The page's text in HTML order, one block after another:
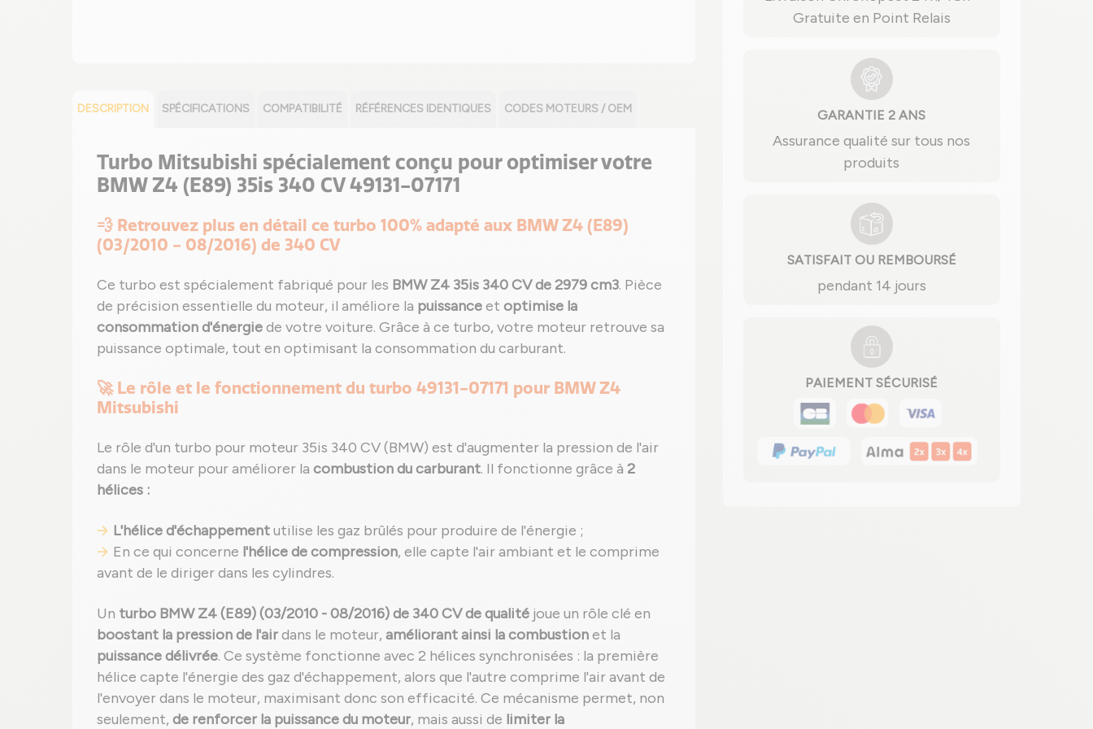
DESCRIPTION SPÉCIFICATIONS COMPATIBILITÉ RÉFÉRENCES IDENTIQUES CODES MOTEURS / OEM
Turbo Mitsubishi spécialement conçu pour optimiser votre
BMW Z4 (E89) 35is 340 CV 49131-07171
💨 Retrouvez plus en détail ce turbo 100% adapté aux BMW Z4 (E89)
(03/2010 - 08/2016) de 340 CV
Ce turbo est spécialement fabriqué pour les BMW Z4 35is 340 CV de 2979 cm3. Pièce
de précision essentielle du moteur, il améliore la puissanceet optimise la
consommation d'énergiede votre voiture. Grâce à ce turbo, votre moteur retrouve sa
puissance optimale, tout en optimisant la consommation du carburant.
🚀 Le rôle et le fonctionnement du turbo 49131-07171 pour BMW Z4
Mitsubishi
Le rôle d'un turbo pour moteur 35is 340 CV (BMW) est d'augmenter la pression de l'air
dans le moteur pour améliorer la combustion du carburant. Il fonctionne grâce à 2
hélices :
L'hélice d'échappementutilise les gaz brûlés pour produire de l'énergie ;
En ce qui concerne l'hélice de compression, elle capte l'air ambiant et le comprime
avant de le diriger dans les cylindres.
Un turbo BMW Z4 (E89) (03/2010 - 08/2016) de 340 CV de qualité joue un rôle clé en
boostant la pression de l'airdans le moteur, améliorant ainsi la combustionet la
puissance délivrée. Ce système fonctionne avec 2 hélices synchronisées : la première
hélice capte l'énergie des gaz d'échappement, alors que l'autre comprime l'air avant de
l'envoyer dans le moteur, maximisant donc son efficacité. Ce mécanisme permet, non
seulement, de renforcer la puissance du moteur, mais aussi de limiter la
Gratuite en Point Relais
GARANTIE 2 ANS
Assurance qualité sur tous nos
produits
SATISFAIT OU REMBOURSÉ
pendant 14 jours
PAIEMENT SÉCURISÉ